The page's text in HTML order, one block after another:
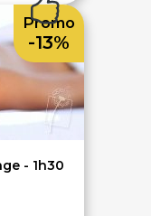
- 1h30
Promo
-13%
de satisfaits